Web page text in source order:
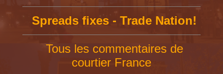
Spreads fixes - Trade Nation!
Tous les commentaires de
courtier France